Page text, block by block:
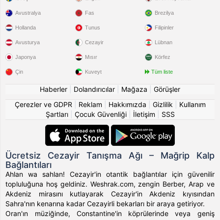
Mitchchinoui84 331500'nin profilini beğendi.
Mitchchinoui84 Sarah2025 'nin profilini beğendi.
Mitchchinoui84 Foufafello 'nin profilini beğendi.
Damya'nin profilini beğendi.
2 sa
Ramiz,Nawel52'nin profilini beğendi.
Nawel52 'nin profilini beğendi.
2 sa
Ramiz,Nawel52'nin profilini beğendi.
Ramiz , Salimanour 'nin profilini beğendi.
2 sa
Cerrato155,Me2026'nin profilini beğendi.
Avustralya
Hollanda
Avusturya
Japonya
Çin
Fas
Tunus
Cezayir
Mısır
Kuveyt
Brezilya
Filipinler
Lübnan
Körfez
Tüm liste
Haberler Dolandırıcılar Mağaza
Görüşler
Çerezler ve GDPR
Reklam Hakkımızda Gizlilik
Kullanım
Şartları| Çocuk Güvenliği| İletişim SSS
Ücretsiz Cezayir Tanışma Ağı – Mağrip Kalp
Bağlantıları
Ahlan wa sahlan! Cezayir'in otantik bağlantılar için güvenilir
topluluğuna hoş geldiniz. Weshrak.com, zengin Berber, Arap ve
Akdeniz mirasını kutlayarak Cezayir'in Akdeniz kıyısından
Sahra'nın kenarına kadar Cezayirli bekarları bir araya getiriyor.
Oran'ın müziğinde, Constantine'in köprülerinde veya geniş